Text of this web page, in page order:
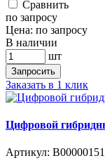
Cравнить
по запросу
Цена: по запросу
В наличии
шт
Запросить
Заказать в 1 клик
Цифровой
Артикул: